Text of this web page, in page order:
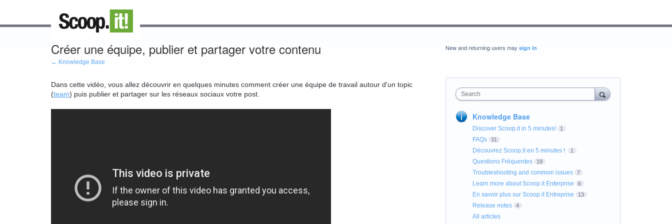
Créer une équipe, publier et partager votre contenu
← Knowledge Base
Dans cette vidéo, vous allez découvrir en quelques minutes comment créer une équipe de travail autour d'un topic
(team) puis publier et partager sur les réseaux sociaux votre post.
New and returning users may sign in
Search
Knowledge Base
Discover Scoop.it in 5 minutes! 1
FAQs 31
Découvrez Scoop.it en 5 minutes ! 1
Questions Fréquentes 19
Troubleshooting and common issues 7
Learn more about Scoop.it Enterprise 6
En savoir plus sur Scoop.it Entreprise 13
Release notes 4
All articles